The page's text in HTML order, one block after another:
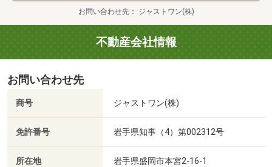
お問い合わせ先 ジャストワン(株)
不動産会社情報
お問い合わせ先
商号 ジャストワン(株)
免許番号 岩手県知事（4）第002312号
所在地 岩手県盛岡市本宮2-16-1